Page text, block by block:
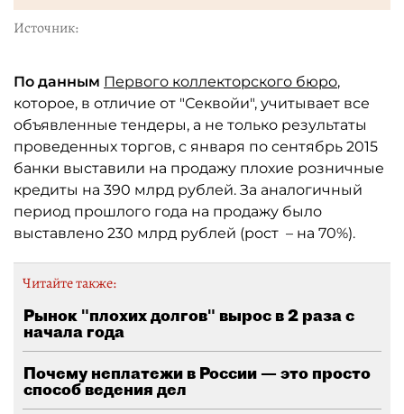
Источник:
По данным Первого коллекторского бюро,
которое, в отличие от "Секвойи", учитывает все
объявленные тендеры, а не только результаты
проведенных торгов, с января по сентябрь 2015
банки выставили на продажу плохие розничные
кредиты на 390 млрд рублей. За аналогичный
период прошлого года на продажу было
выставлено 230 млрд рублей (рост – на 70%).
Читайте также:
Рынок "плохих долгов" вырос в 2 раза с
начала года
Почему неплатежи в России — это просто
способ ведения дел